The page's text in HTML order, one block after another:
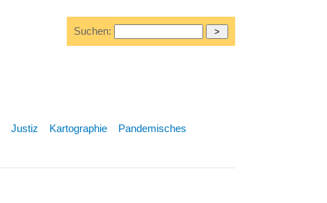
Suchen:
Justiz Kartographie
Pandemisches